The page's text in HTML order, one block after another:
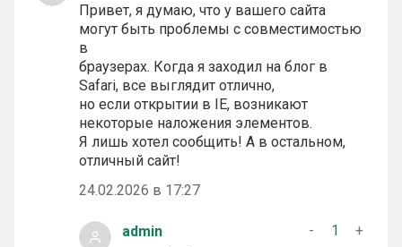
Привет, я думаю, что у вашего сайта
могут быть проблемы с совместимостью
в
браузерах. Когда я заходил на блог в
Safari, все выглядит отлично,
но если открытии в IE, возникают
некоторые наложения элементов.
Я лишь хотел сообщить! А в остальном,
отличный сайт!
24.02.2026 в 17:27
admin - 1
+